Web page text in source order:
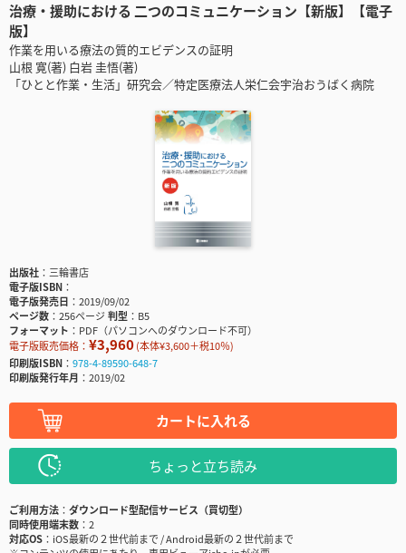
治療・援助における 二つのコミュニケーション【新版】【電子
版】
作業を用いる療法の質的エビデンスの証明
山根 寛(著) 白岩 圭悟(著)
「ひとと作業・生活」研究会／特定医療法人栄仁会宇治おうばく病院
出版社
三輪書店
電子版ISBN
電子版発売日
2019/09/02
ページ数
256ページ判型
B5
フォーマット
PDF（パソコンへのダウンロード不可）
電子版販売価格： ¥3,960(本体¥3,600＋税10％)
印刷版ISBN
978-4-89590-648-7
印刷版発行年月
2019/02
カートに入れる
ちょっと立ち読み
ご利用方法
ダウンロード型配信サービス（買切型）
同時使用端末数
2
対応OS
iOS最新の２世代前まで / Android最新の２世代前まで